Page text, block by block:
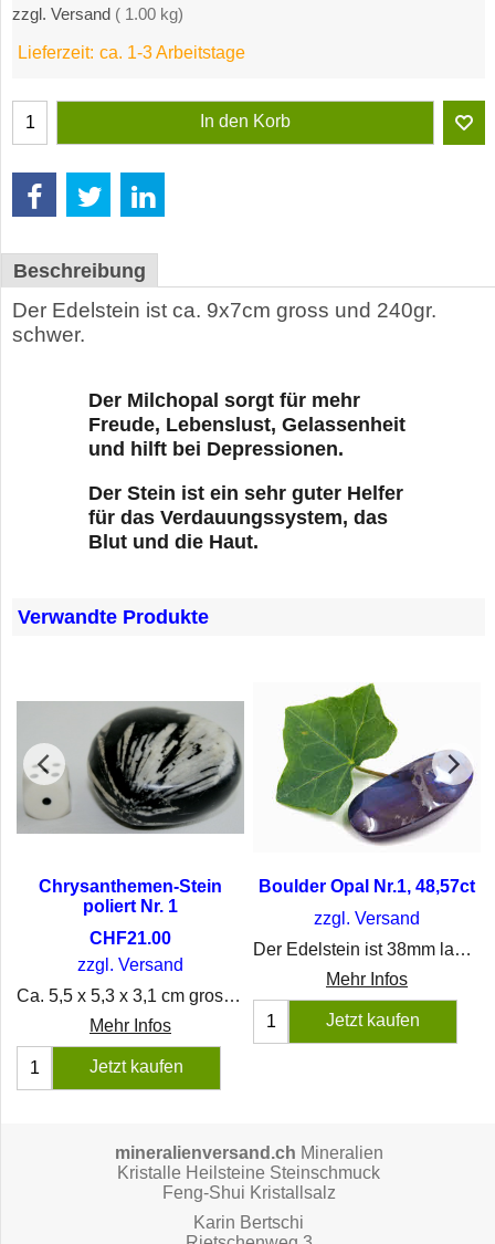
zzgl. Versand 1.00 kg
Lieferzeit: ca. 1-3 Arbeitstage
In den Korb
Beschreibung
Der Edelstein ist ca. 9x7cm gross und 240gr.
schwer.
Der Milchopal sorgt für mehr
Freude, Lebenslust, Gelassenheit
und hilft bei Depressionen.
Der Stein ist ein sehr guter Helfer
für das Verdauungssystem, das
Blut und die Haut.
Verwandte Produkte
Chrysanthemen-Stein
poliert Nr. 1
CHF21.00
zzgl. Versand
Ca. 5,5 x 5,3 x 3,1 cm gross, Gewicht 142 g.
Mehr Infos
Jetzt kaufen
Boulder Opal Nr.1, 48,57ct
zzgl. Versand
Der Edelstein ist 38mm lang und an der breitesten Stelle 17mm . Ein wunderschönes Einzelstück. Die Farben schimmern von Blau bis Violett.
Mehr Infos
Jetzt kaufen
mineralienversand.ch Mineralien
Kristalle Heilsteine Steinschmuck
Feng-Shui Kristallsalz
Karin Bertschi